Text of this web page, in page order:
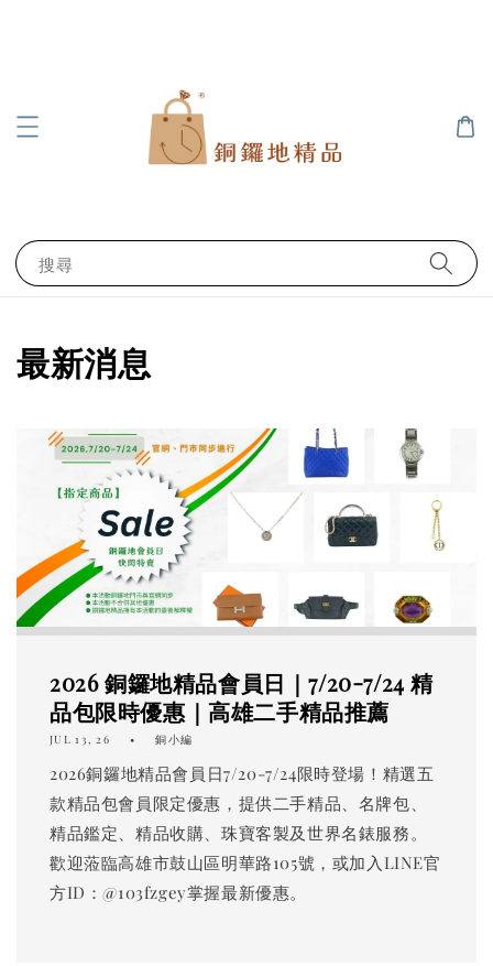
搜尋
最新消息
2026 銅鑼地精品會員日｜7/20-7/24 精
品包限時優惠｜高雄二手精品推薦
JUL 13, 26 銅小編
2026銅鑼地精品會員日7/20-7/24限時登場！精選五
款精品包會員限定優惠，提供二手精品、名牌包、
精品鑑定、精品收購、珠寶客製及世界名錶服務。
歡迎蒞臨高雄市鼓山區明華路105號，或加入LINE官
方ID：@103fzgey掌握最新優惠。